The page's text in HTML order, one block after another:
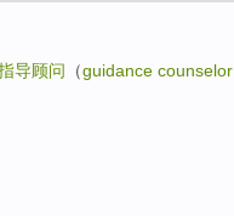
导顾问 （guidance counselor